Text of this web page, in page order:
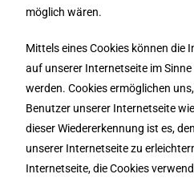
möglich wären.
Mittels eines Cookies können die
auf unserer Internetseite im
werden. Cookies ermöglichen
Benutzer unserer Internetseite
dieser Wiedererkennung ist es,
unserer Internetseite zu
Internetseite, die Cookies